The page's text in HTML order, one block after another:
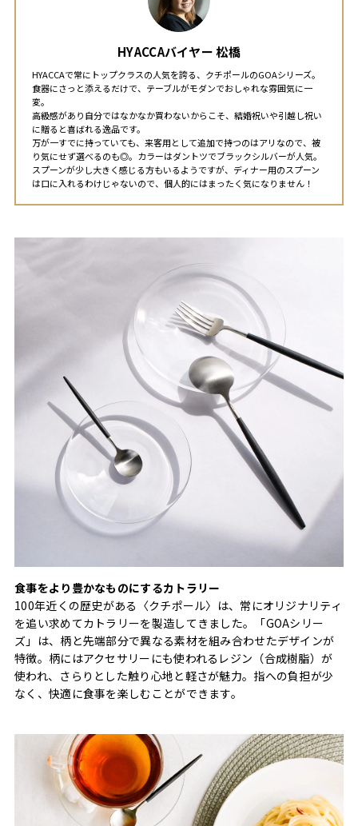
HYACCAバイヤー 松橋
HYACCAで常にトップクラスの人気を誇る、クチポールのGOAシリーズ。
食器にさっと添えるだけで、テーブルがモダンでおしゃれな雰囲気に一
変。
高級感があり自分ではなかなか買わないからこそ、結婚祝いや引越し祝い
に贈ると喜ばれる逸品です。
万が一すでに持っていても、来客用として追加で持つのはアリなので、被
り気にせず選べるのも◎。カラーはダントツでブラックシルバーが人気。
スプーンが少し大きく感じる方もいるようですが、ディナー用のスプーン
は口に入れるわけじゃないので、個人的にはまったく気になりません！
食事をより豊かなものにするカトラリー
100年近くの歴史がある〈クチポール〉は、常にオリジナリティ
を追い求めてカトラリーを製造してきました。「GOAシリー
ズ」は、柄と先端部分で異なる素材を組み合わせたデザインが
特徴。柄にはアクセサリーにも使われるレジン（合成樹脂）が
使われ、さらりとした触り心地と軽さが魅力。指への負担が少
なく、快適に食事を楽しむことができます。